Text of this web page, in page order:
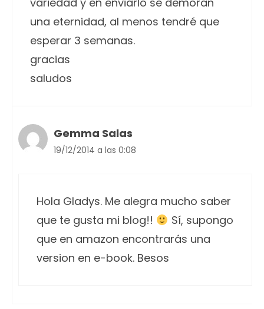
una eternidad, al menos tendré que
esperar 3 semanas.
gracias
saludos
Gemma Salas
19/12/2014 a las 0:08
Hola Gladys. Me alegra mucho saber
que te gusta mi blog!!
Sí, supongo
que en amazon encontrarás una
version en e-book. Besos